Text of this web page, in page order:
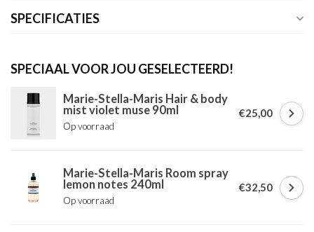
SPECIFICATIES
SPECIAAL VOOR JOU GESELECTEERD!
Marie-Stella-Maris Hair & body
mist violet muse 90ml
Op voorraad
€25,00
Marie-Stella-Maris Room spray
lemon notes 240ml
Op voorraad
€32,50